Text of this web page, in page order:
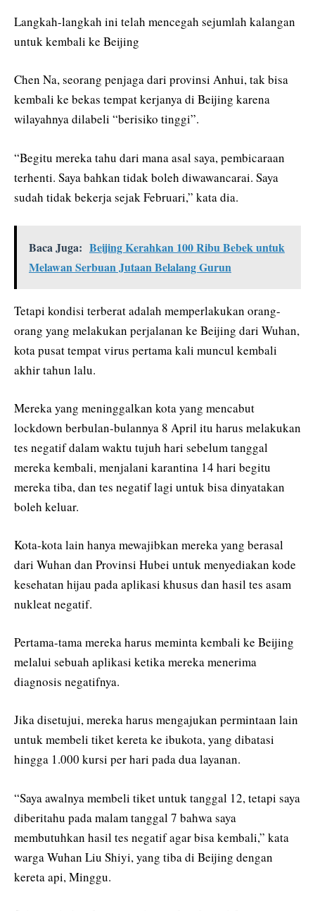
Langkah-langkah ini telah mencegah sejumlah kalangan
untuk kembali ke Beijing
Chen Na, seorang penjaga dari provinsi Anhui, tak bisa
kembali ke bekas tempat kerjanya di Beijing karena
wilayahnya dilabeli “berisiko tinggi”.
“Begitu mereka tahu dari mana asal saya, pembicaraan
terhenti. Saya bahkan tidak boleh diwawancarai. Saya
sudah tidak bekerja sejak Februari,” kata dia.
Baca Juga: Beijing Kerahkan 100 Ribu Bebek untuk
Melawan Serbuan Jutaan Belalang Gurun
Tetapi kondisi terberat adalah memperlakukan orang-
orang yang melakukan perjalanan ke Beijing dari Wuhan,
kota pusat tempat virus pertama kali muncul kembali
akhir tahun lalu.
Mereka yang meninggalkan kota yang mencabut
lockdown berbulan-bulannya 8 April itu harus melakukan
tes negatif dalam waktu tujuh hari sebelum tanggal
mereka kembali, menjalani karantina 14 hari begitu
mereka tiba, dan tes negatif lagi untuk bisa dinyatakan
boleh keluar.
Kota-kota lain hanya mewajibkan mereka yang berasal
dari Wuhan dan Provinsi Hubei untuk menyediakan kode
kesehatan hijau pada aplikasi khusus dan hasil tes asam
nukleat negatif.
Pertama-tama mereka harus meminta kembali ke Beijing
melalui sebuah aplikasi ketika mereka menerima
diagnosis negatifnya.
Jika disetujui, mereka harus mengajukan permintaan lain
untuk membeli tiket kereta ke ibukota, yang dibatasi
hingga 1.000 kursi per hari pada dua layanan.
“Saya awalnya membeli tiket untuk tanggal 12, tetapi saya
diberitahu pada malam tanggal 7 bahwa saya
membutuhkan hasil tes negatif agar bisa kembali,” kata
warga Wuhan Liu Shiyi, yang tiba di Beijing dengan
kereta api, Minggu.